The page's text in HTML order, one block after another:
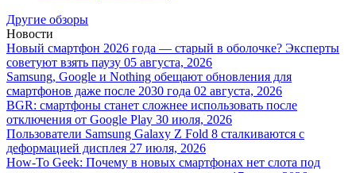
Другие обзоры
Новости
Новый смартфон 2026 года — старый в оболочке? Эксперты
советуют взять паузу 05 августа, 2026
Samsung, Google и Nothing обещают обновления для
смартфонов даже после 2030 года 02 августа, 2026
BGR: смартфоны станет сложнее использовать после
отключения от Google Play 30 июля, 2026
Пользователи Samsung Galaxy Z Fold 8 сталкиваются с
деформацией дисплея 27 июля, 2026
How-To Geek: Почему в новых смартфонах нет слота под